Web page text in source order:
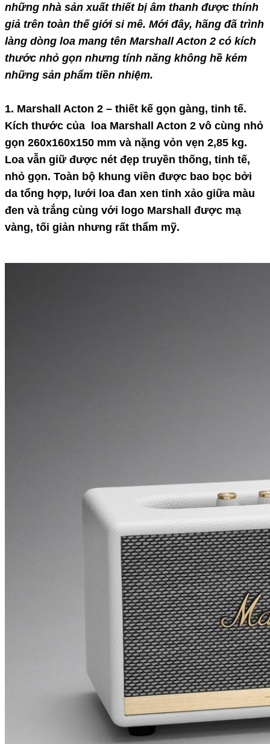
những nhà sản xuất thiết bị âm thanh được thính
giả trên toàn thế giới si mê. Mới đây, hãng đã trình
làng dòng loa mang tên Marshall Acton 2 có kích
thước nhỏ gọn nhưng tính năng không hề kém
những sản phẩm tiền nhiệm.
1. Marshall Acton 2 – thiết kế gọn gàng, tinh tế.
Kích thước của loa Marshall Acton 2 vô cùng nhỏ
gọn 260x160x150 mm và nặng vỏn vẹn 2,85 kg.
Loa vẫn giữ được nét đẹp truyền thống, tinh tế,
nhỏ gọn. Toàn bộ khung viền được bao bọc bởi
da tổng hợp, lưới loa đan xen tinh xảo giữa màu
đen và trắng cùng với logo Marshall được mạ
vàng, tối giản nhưng rất thẩm mỹ.